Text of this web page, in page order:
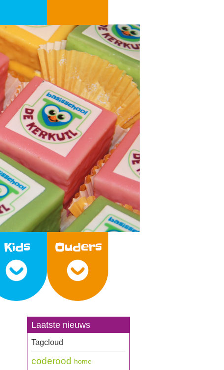
Laatste nieuws
Tagcloud
coderood home